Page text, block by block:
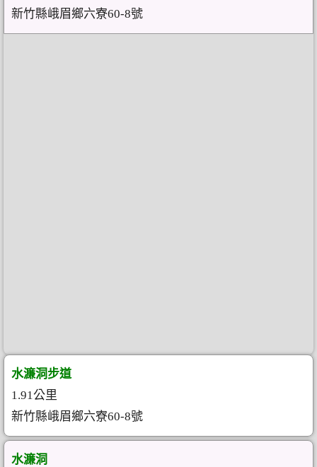
新竹縣峨眉鄉六寮60-8號
水濂洞步道
1.91公里
新竹縣峨眉鄉六寮60-8號
水濂洞